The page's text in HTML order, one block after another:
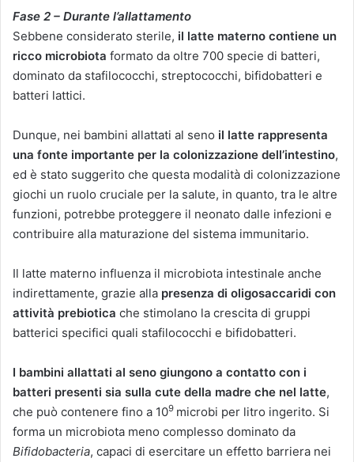
Fase 2 – Durante l’allattamento
Sebbene considerato sterile, il latte materno contiene un
ricco microbiota formato da oltre 700 specie di batteri,
dominato da stafilococchi, streptococchi, bifidobatteri e
batteri lattici.
Dunque, nei bambini allattati al seno il latte rappresenta
una fonte importante per la colonizzazione dell’intestino,
ed è stato suggerito che questa modalità di colonizzazione
giochi un ruolo cruciale per la salute, in quanto, tra le altre
funzioni, potrebbe proteggere il neonato dalle infezioni e
contribuire alla maturazione del sistema immunitario.
Il latte materno influenza il microbiota intestinale anche
indirettamente, grazie alla presenza di oligosaccaridi con
attività prebiotica che stimolano la crescita di gruppi
batterici specifici quali stafilococchi e bifidobatteri.
I bambini allattati al seno giungono a contatto con i
batteri presenti sia sulla cute della madre che nel latte,
che può contenere fino a 109 microbi per litro ingerito. Si
forma un microbiota meno complesso dominato da
Bifidobacteria, capaci di esercitare un effetto barriera nei